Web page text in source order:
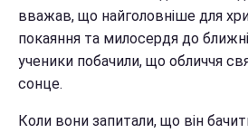
вважав, що найголовніше для
покаяння та милосердя до
ученики побачили, що обличчя
сонце.
Коли вони запитали, що він